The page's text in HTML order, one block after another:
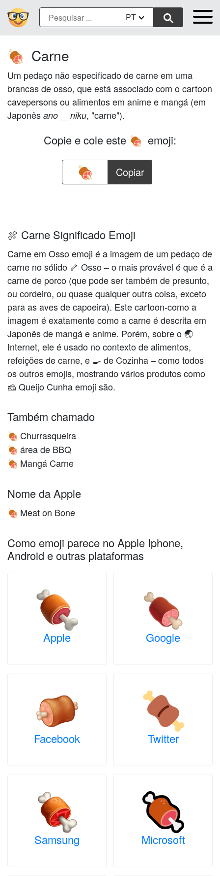
PT
🍖 Carne
Um pedaço não especificado de carne em uma
brancas de osso, que está associado com o cartoon
cavepersons ou alimentos em anime e mangá (em
Japonês ano __niku, "carne").
Copie e cole este 🍖 emoji:
Copiar
🍖 Carne Significado Emoji
Carne em Osso emoji é a imagem de um pedaço de
carne no sólido 🦴 Osso – o mais provável é que é a
carne de porco (que pode ser também de presunto,
ou cordeiro, ou quase qualquer outra coisa, exceto
para as aves de capoeira). Este cartoon-como a
imagem é exatamente como a carne é descrita em
Japonês de mangá e anime. Porém, sobre o 🌏
Internet, ele é usado no contexto de alimentos,
refeições de carne, e 🍳 de Cozinha – como todos
os outros emojis, mostrando vários produtos como
🧀 Queijo Cunha emoji são.
Também chamado
🍖 Churrasqueira
🍖 área de BBQ
🍖 Mangá Carne
Nome da Apple
🍖 Meat on Bone
Como emoji parece no Apple Iphone,
Android e outras plataformas
Apple Google
Facebook Twitter
Samsung Microsoft